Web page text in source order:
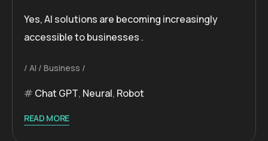
Yes, AI solutions are becoming increasingly
accessible to businesses .
AI Business
Chat GPT, Neural, Robot
READ MORE